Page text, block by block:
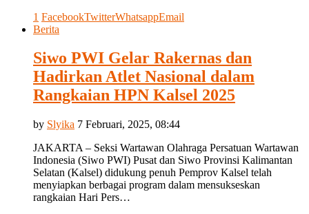
1 FacebookTwitterWhatsappEmail
Berita
Siwo PWI Gelar Rakernas dan
Hadirkan Atlet Nasional dalam
Rangkaian HPN Kalsel 2025
by Slyika 7 Februari, 2025, 08:44
JAKARTA – Seksi Wartawan Olahraga Persatuan Wartawan
Indonesia (Siwo PWI) Pusat dan Siwo Provinsi Kalimantan
Selatan (Kalsel) didukung penuh Pemprov Kalsel telah
menyiapkan berbagai program dalam mensukseskan
rangkaian Hari Pers…